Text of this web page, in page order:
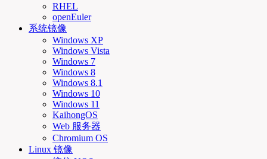
RHEL
openEuler
系统镜像
Windows XP
Windows Vista
Windows 7
Windows 8
Windows 8.1
Windows 10
Windows 11
KaihongOS
Web 服务器
Chromium OS
Linux 镜像